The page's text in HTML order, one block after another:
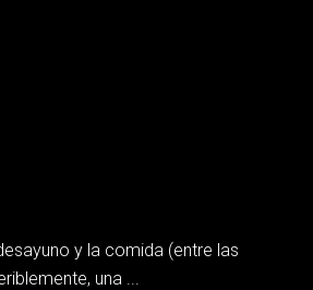
y la comida (entre las
una ...